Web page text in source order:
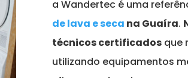
a Wandertec é uma
de lava e seca na Guaíra.
técnicos certificadosque
utilizando equipamentos